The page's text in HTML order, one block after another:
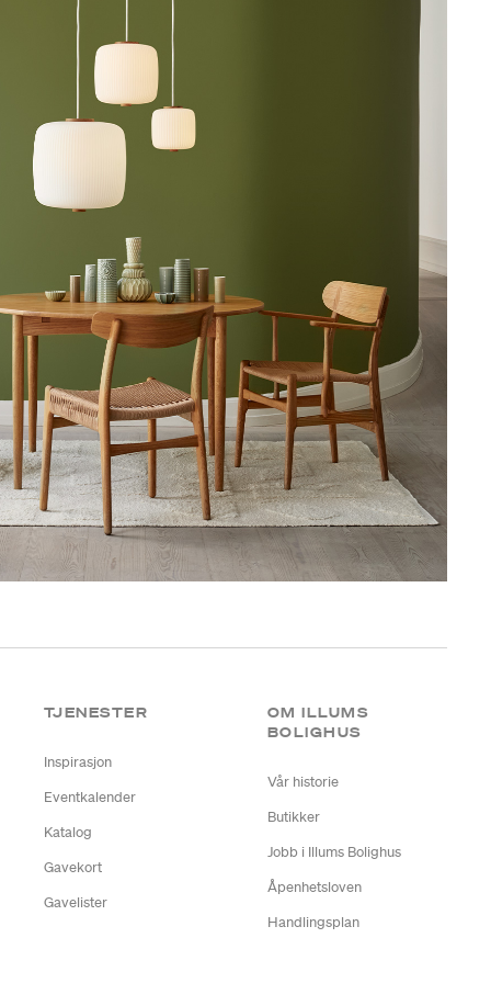
TJENESTER
Inspirasjon
Eventkalender
Katalog
Gavekort
Gavelister
OM ILLUMS
BOLIGHUS
Vår historie
Butikker
Jobb i Illums Bolighus
Åpenhetsloven
Handlingsplan